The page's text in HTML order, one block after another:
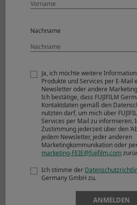
Li-ion battery NP-W126S Battery
Software
Nachname
Ja, ich möchte weitere
Produkte und Services per E-Mail
Newsletter oder andere
Ich bestätige, dass FUJIFILM
Kontaktdaten gemäß den
nutzten darf, um mich über
Services per Mail zu informieren.
Zustimmung jederzeit über den
jedem Newsletter, jeder anderen
Marketingkommunikation oder
marketing-FEIE@fujifilm.com
Ich stimme der
Germany GmbH zu.
ANMELDEN